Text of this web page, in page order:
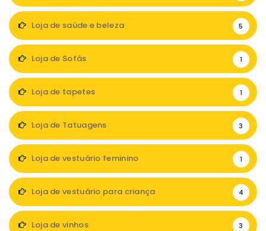
Loja de saúde e beleza 5
Loja de Sofás 1
Loja de tapetes 1
Loja de Tatuagens 3
Loja de vestuário feminino 1
Loja de vestuário para criança 4
Loja de vinhos 3